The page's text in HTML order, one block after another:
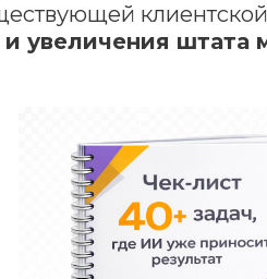
и увеличения штата